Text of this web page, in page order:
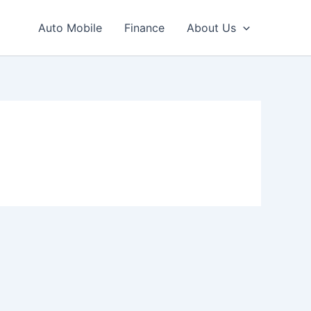
Auto Mobile Finance About Us